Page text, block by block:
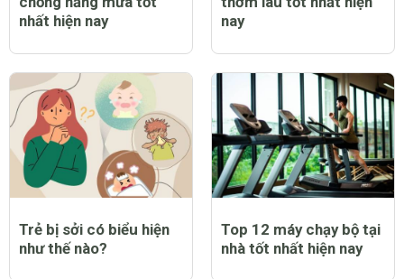
nhất hiện nay
nay
Trẻ bị sởi có biểu hiện
như thế nào?
Top 12 máy chạy bộ tại
nhà tốt nhất hiện nay